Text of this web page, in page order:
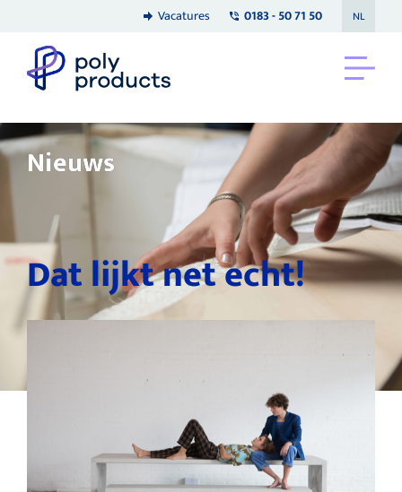
Vacatures 0183 - 50 71 50 NL
Nieuws
Dat lijkt net echt!